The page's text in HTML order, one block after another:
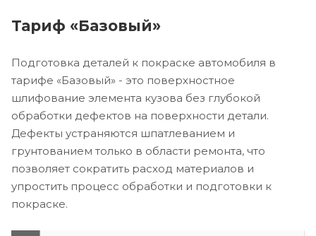
Тариф «Базовый»
Подготовка деталей к покраске автомобиля в
тарифе «Базовый» - это поверхностное
шлифование элемента кузова без глубокой
обработки дефектов на поверхности детали.
Дефекты устраняются шпатлеванием и
грунтованием только в области ремонта, что
позволяет сократить расход материалов и
упростить процесс обработки и подготовки к
покраске.